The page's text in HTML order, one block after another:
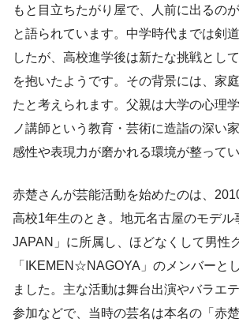
もと目立ちたがり屋で、人前に出るの
と語られています。中学時代までは剣
したが、高校進学後は新たな挑戦とし
を抱いたようです。その背景には、家
たと考えられます。父親は大学の心理
ノ講師という教育・芸術に造詣の深い
感性や表現力が磨かれる環境が整ってい
赤楚さんが芸能活動を始めたのは、
高校1年生のとき。地元名古屋のモデル
JAPAN」に所属し、ほどなくして男性
「IKEMEN☆NAGOYA」のメンバーと
ました。主な活動は舞台出演やバラエ
参加などで、当時の芸名は本名の「赤